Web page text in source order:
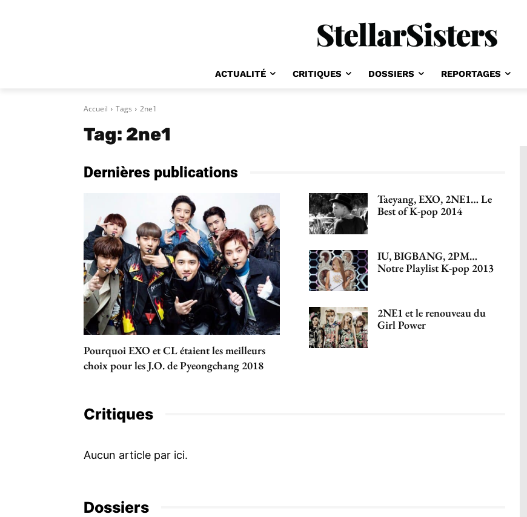
ACTUALITÉ CRITIQUES DOSSIERS REPORTAGES
Accueil Tags 2ne1
Tag: 2ne1
Dernières publications
Pourquoi EXO et CL étaient les meilleurs
choix pour les J.O. de Pyeongchang 2018
Taeyang, EXO, 2NE1… Le
Best of K-pop 2014
IU, BIGBANG, 2PM…
Notre Playlist K-pop 2013
2NE1 et le renouveau du
Girl Power
Critiques
Dossiers